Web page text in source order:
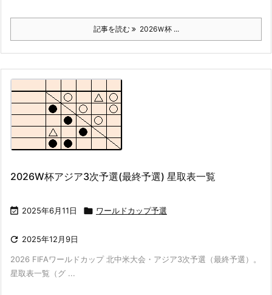
記事を読む 2026Ｗ杯 ...
2026W杯アジア3次予選(最終予選) 星取表一覧
 2025年6月11日  ワールドカップ予選
 2025年12月9日
2026 FIFAワールドカップ 北中米大会・アジア3次予選（最終予選）。
星取表一覧（グ ...